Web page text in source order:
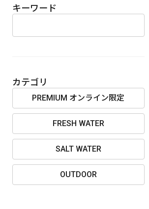
カテゴリ
価格
キーワード
カテゴリ
PREMIUM オンライン限定
FRESH WATER
SALT WATER
OUTDOOR